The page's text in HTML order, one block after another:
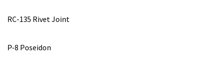
RC-135 Rivet Joint
P-8 Poseidon